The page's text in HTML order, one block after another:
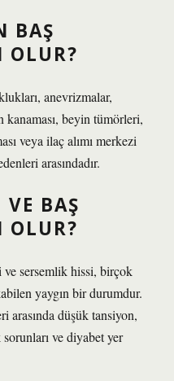
BAŞ
OLUR?
anevrizmalar,
beyin tümörleri,
veya ilaç alımı merkezi
arasındadır.
BAŞ
OLUR?
ve sersemlik hissi, birçok
yaygın bir durumdur.
arasında düşük tansiyon,
ve diyabet yer